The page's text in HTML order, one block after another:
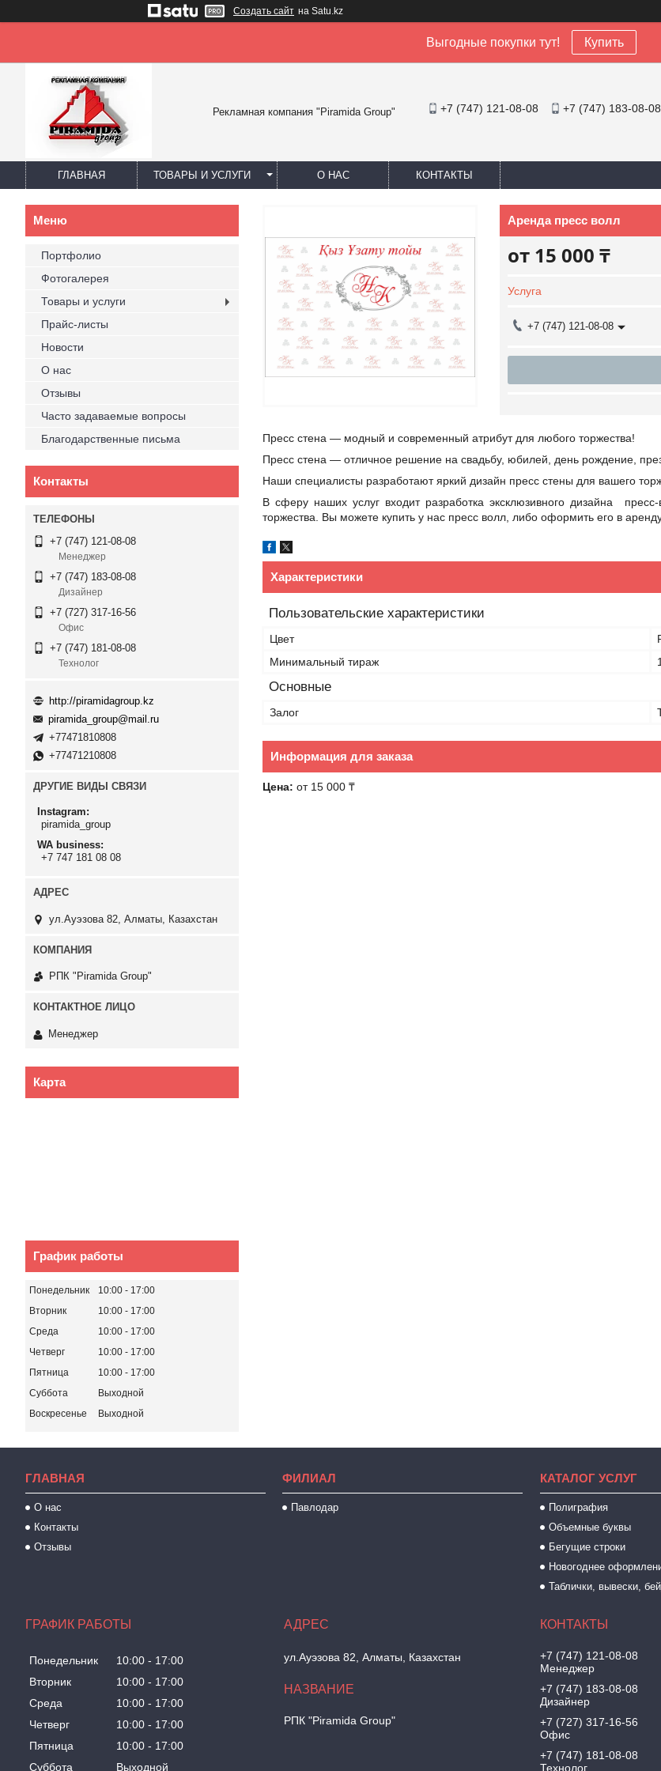
Создать сайт на Satu.kz
Выгодные покупки тут! Купить
Рекламная компания "Piramida Group" +7 (747) 121-08-08 +7 (747) 183-08-08
ГЛАВНАЯ ТОВАРЫ И УСЛУГИ О НАС КОНТАКТЫ
Аренда пресс волл
от 15 000 ₸
Услуга
+7 (747) 121-08-08
Пресс стена ― модный и современный атрибут для любого торжества!
Пресс стена ― отличное решение на свадьбу, юбилей, день рождение,
Наши специалисты разработают яркий дизайн пресс стены для вашего
В сферу наших услуг входит разработка эксклюзивного дизайна
торжества. Вы можете купить у нас пресс волл, либо оформить его в
Характеристики
Пользовательские характеристики
Цвет
Минимальный тираж
1
Основные
Залог
Информация для заказа
Цена: от 15 000 ₸
Портфолио
Фотогалерея
Товары и услуги
Прайс-листы
Новости
О нас
Отзывы
Часто задаваемые вопросы
Благодарственные письма
Контакты
+7 (747) 121-08-08
Менеджер
+7 (747) 183-08-08
Дизайнер
+7 (727) 317-16-56
Офис
+7 (747) 181-08-08
Технолог
http://piramidagroup.kz
piramida_group@mail.ru
+77471810808
+77471210808
ДРУГИЕ ВИДЫ СВЯЗИ
Instagram
piramida_group
WA business
+7 747 181 08 08
ул.Ауэзова 82, Алматы, Казахстан
РПК "Piramida Group"
Менеджер
Карта
График работы
Понедельник 10:00
17:00
Вторник
10:00
17:00
Среда
10:00
17:00
Четверг
10:00
17:00
Пятница
10:00
17:00
Суббота
Выходной
Воскресенье
Выходной
ГЛАВНАЯ
О нас
Контакты
Отзывы
ФИЛИАЛ
Павлодар
КАТАЛОГ УСЛУГ
Полиграфия
Объемные буквы
Бегущие строки
Новогоднее
Таблички, вывески,
ГРАФИК РАБОТЫ
Понедельник 10:00
17:00
Вторник
10:00
17:00
Среда
10:00
17:00
Четверг
10:00
17:00
Пятница
10:00
17:00
Суббота
Выходной
ул.Ауэзова 82, Алматы, Казахстан
РПК "Piramida Group"
+7 (747) 121-08-08
Менеджер
+7 (747) 183-08-08
Дизайнер
+7 (727) 317-16-56
Офис
+7 (747) 181-08-08
Технолог